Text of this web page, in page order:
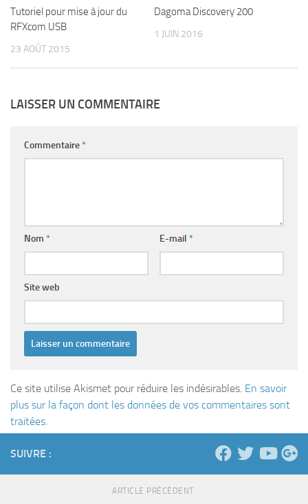
Tutoriel pour mise à jour du
RFXcom USB
23 AOÛT 2015
Dagoma Discovery 200
1 JUIN 2016
LAISSER UN COMMENTAIRE
Commentaire*
Nom * E-mail *
Site web
Ce site utilise Akismet pour réduire les indésirables. En savoir
plus sur la façon dont les données de vos commentaires sont
traitées.
SUIVRE :
ARTICLE PRÉCÉDENT